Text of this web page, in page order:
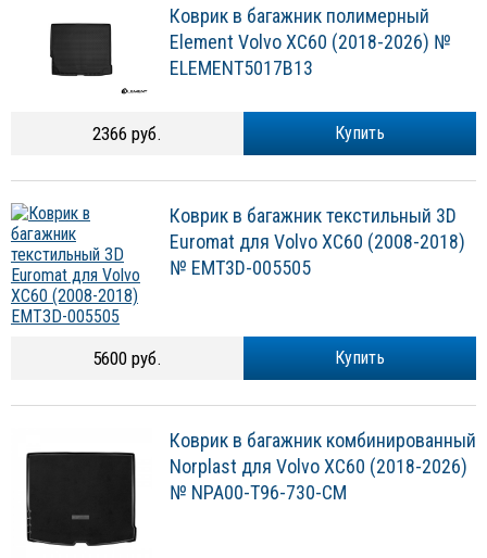
Коврик в багажник полимерный
Element Volvo XC60 (2018-2026) №
Купить
Коврик в багажник текстильный 3D
Euromat для Volvo XC60 (2008-2018)
Купить
5600 руб.
Коврик в багажник комбинированный
Norplast для Volvo XC60 (2018-2026)
№ NPA00-T96-730-CM